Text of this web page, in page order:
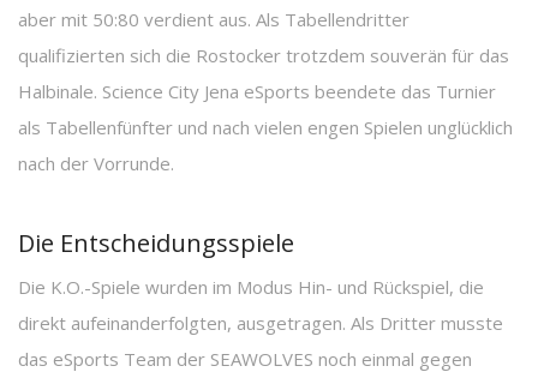
aber mit 50:80 verdient aus. Als Tabellendritter
qualifizierten sich die Rostocker trotzdem souverän für das
Halbinale. Science City Jena eSports beendete das Turnier
als Tabellenfünfter und nach vielen engen Spielen unglücklich
nach der Vorrunde.
Die Entscheidungsspiele
Die K.O.-Spiele wurden im Modus Hin- und Rückspiel, die
direkt aufeinanderfolgten, ausgetragen. Als Dritter musste
das eSports Team der SEAWOLVES noch einmal gegen